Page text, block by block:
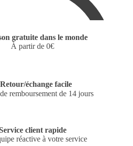
gratuite dans le monde
À partir de 0€
Retour/échange facile
remboursement de 14 jours
client rapide
réactive à votre service